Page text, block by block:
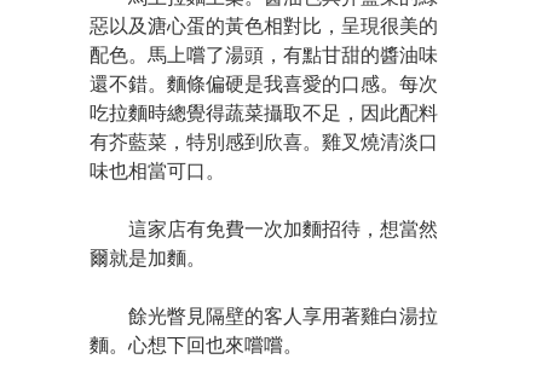
惡以及溏心蛋的黃色相對比，呈現很美的
配色。馬上嚐了湯頭，有點甘甜的醬油味
還不錯。麵條偏硬是我喜愛的口感。每次
吃拉麵時總覺得蔬菜攝取不足，因此配料
有芥藍菜，特別感到欣喜。雞叉燒清淡口
味也相當可口。
這家店有免費一次加麵招待，想當然
爾就是加麵。
餘光瞥見隔壁的客人享用著雞白湯拉
麵。心想下回也來嚐嚐。